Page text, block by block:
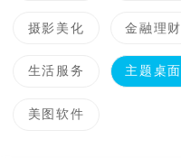
摄影美化 金融理财
生活服务 主题桌面
美图软件